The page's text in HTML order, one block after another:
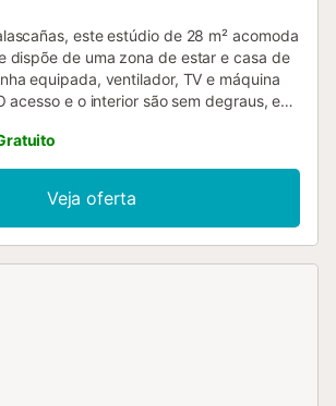
este estúdio de 28 m² acomoda
dispõe de uma zona de estar e casa de
equipada, ventilador, TV e máquina
acesso e o interior são sem degraus, e
exterior partilhada, com acesso
por apartamento. A piscina está aberta
15 de setembro. Existe também um
maior comodidade após a praia. De 15
setembro, o estacionamento do edifício
Veja oferta